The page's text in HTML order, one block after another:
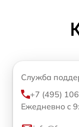
Служба
+7 (495)
Ежедневно с